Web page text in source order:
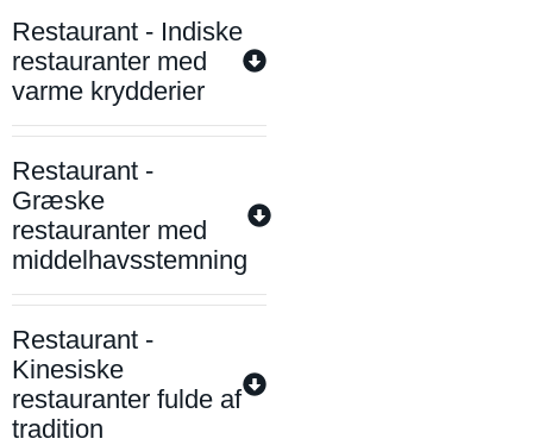
Restaurant - Indiske
restauranter med
varme krydderier
Restaurant -
Græske
restauranter med
middelhavsstemning
Restaurant -
Kinesiske
restauranter fulde af
tradition